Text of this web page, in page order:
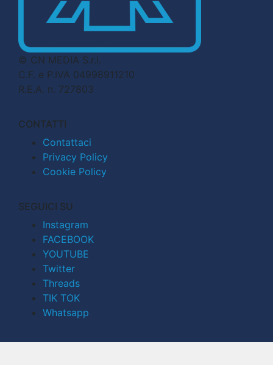
© CN MEDIA S.r.l.
C.F. e P.IVA 04998911210
R.E.A. n. 727803
CONTATTI
Contattaci
Privacy Policy
Cookie Policy
SEGUICI SU
Instagram
FACEBOOK
YOUTUBE
Twitter
Threads
TIK TOK
Whatsapp